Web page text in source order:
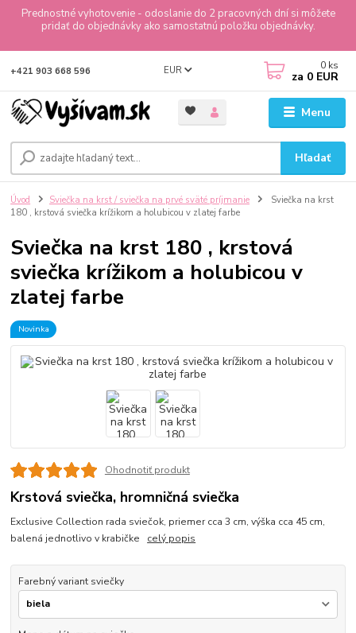
Prednostné vyhotovenie - odoslanie do 2 pracovných dní si môžete
pridať do objednávky ako samostatnú položku objednávky.
Menu
EUR
Hľadať
+421 903 668 596 0 ks
za 0 EUR
Úvod Sviečka na krst / sviečka na prvé sväté príjmanie
Sviečka na krst
180 , krstová sviečka krížikom a holubicou v zlatej farbe
Sviečka na krst 180 , krstová
sviečka krížikom a holubicou v
zlatej farbe
Novinka
Ohodnotiť produkt
Krstová sviečka, hromničná sviečka
Exclusive Collection rada sviečok, priemer cca 3 cm, výška cca 45 cm,
balená jednotlivo v krabičke celý popis
Farebný variant sviečky